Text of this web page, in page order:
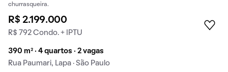
churrasqueira.
R$ 2.199.000
R$ 792 Condo. + IPTU
390 m² · 4 quartos · 2 vagas
Rua Paumari, Lapa · São Paulo